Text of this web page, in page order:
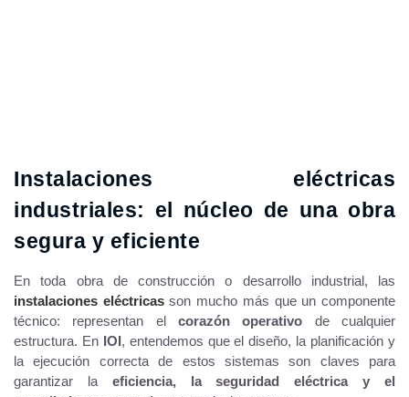
Instalaciones eléctricas
industriales: el núcleo de una obra
segura y eficiente
En toda obra de construcción o desarrollo industrial, las
instalaciones eléctricasson mucho más que un componente
técnico: representan el corazón operativo de cualquier
estructura. En IOI, entendemos que el diseño, la planificación y
la ejecución correcta de estos sistemas son claves para
garantizar la eficiencia, la seguridad eléctrica y el